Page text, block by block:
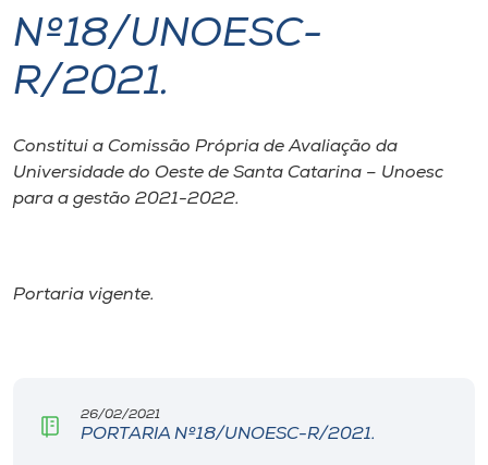
I.nova
Cultura
Biblioteca
Rádio
Nº18/UNOESC-
R/2021.
Constitui a Comissão Própria de Avaliação da
Universidade do Oeste de Santa Catarina – Unoesc
para a gestão 2021-2022.
Portaria vigente.
26/02/2021
PORTARIA Nº18/UNOESC-R/2021.